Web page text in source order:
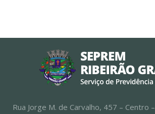
Rua Jorge M. de Carvalho, 457 – Centro